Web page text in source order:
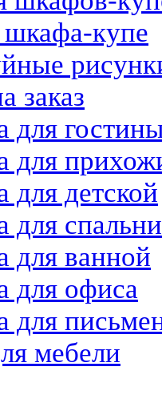
купе
заказ
для
для
для детской
для спальни
для ванной
для офиса
для
мебели